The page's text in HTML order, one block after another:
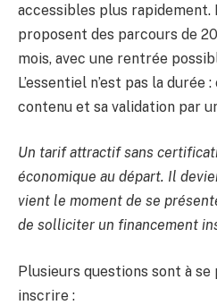
accessibles plus rapidement.
proposent des parcours de
mois, avec une rentrée
L’essentiel n’est pas la durée
contenu et sa validation par
Un tarif attractif sans
économique au départ. Il
vient le moment de se
de solliciter un financement
Plusieurs questions sont à se
inscrire :